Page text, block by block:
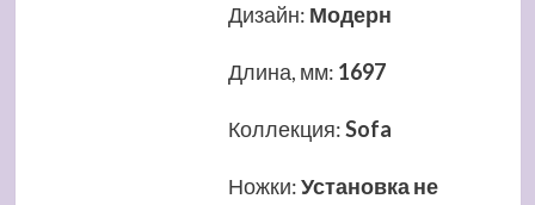
Дизайн: Модерн
Длина, мм: 1697
Коллекция:Sofa
Ножки:Установка не